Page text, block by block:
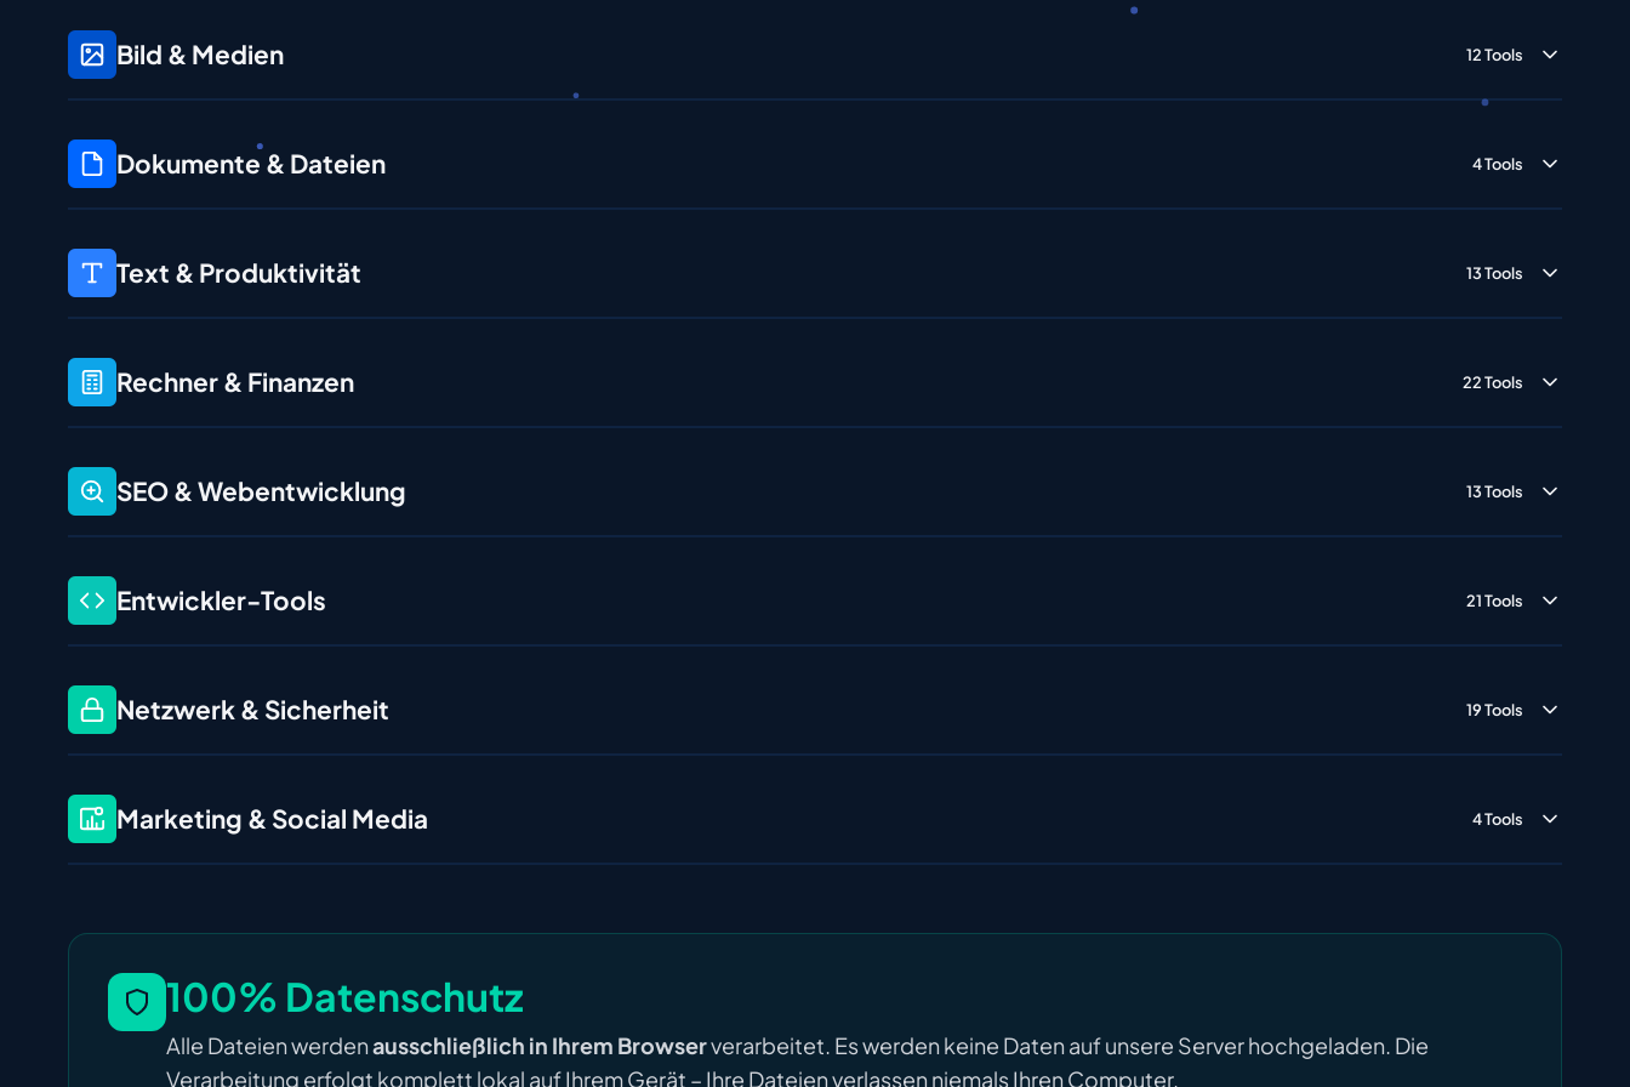
Bild & Medien 12 Tools
Dokumente & Dateien 4 Tools
Text & Produktivität 13 Tools
Rechner & Finanzen 22 Tools
SEO & Webentwicklung 13 Tools
Entwickler-Tools 21 Tools
Netzwerk & Sicherheit 19 Tools
Marketing & Social Media 4 Tools
100% Datenschutz
Alle Dateien werdenausschließlich in Ihrem Browserverarbeitet. Es werden keine Daten auf unsere Server hochgeladen. Die
Verarbeitung erfolgt komplett lokal auf Ihrem Gerät – Ihre Dateien verlassen niemals Ihren Computer.